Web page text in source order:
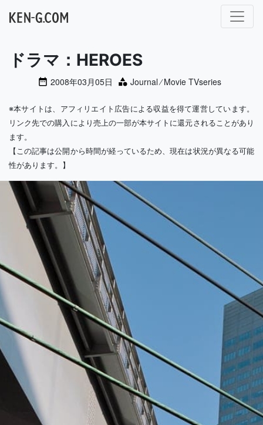
メインナビゲーション
ドラマ：HEROES
2008年03月05日 Journal⁄Movie TVseries
※本サイトは、アフィリエイト広告による収益を得て運営しています。
リンク先での購入により売上の一部が本サイトに還元されることがあり
ます。
【この記事は公開から時間が経っているため、現在は状況が異なる可能
性があります。】